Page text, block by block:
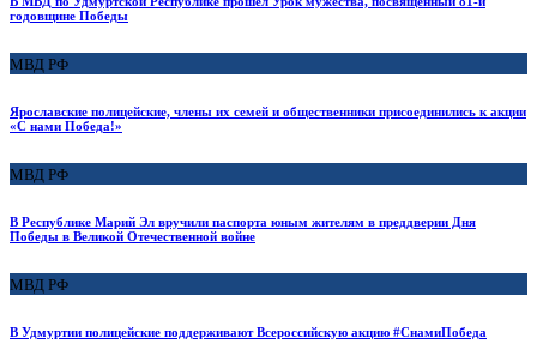
годовщине Победы
МВД РФ
Ярославские полицейские, члены их семей и общественники присоединились к акции
«С нами Победа!»
МВД РФ
В Республике Марий Эл вручили паспорта юным жителям в преддверии Дня
Победы в Великой Отечественной войне
МВД РФ
В Удмуртии полицейские поддерживают Всероссийскую акцию #СнамиПобеда